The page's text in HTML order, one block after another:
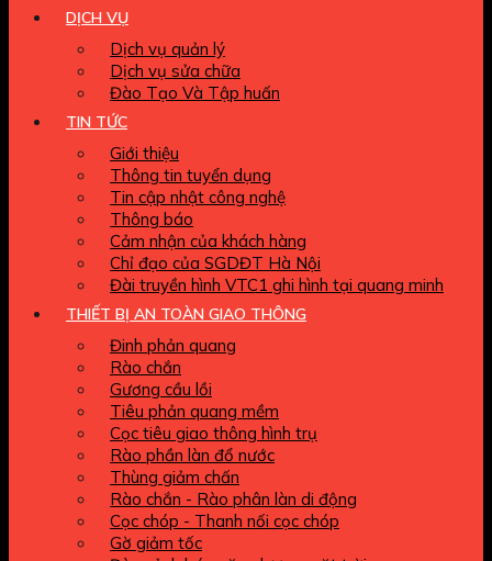
DỊCH VỤ
Dịch vụ quản lý
Dịch vụ sửa chữa
Đào Tạo Và Tập huấn
TIN TỨC
Giới thiệu
Thông tin tuyển dụng
Tin cập nhật công nghệ
Thông báo
Cảm nhận của khách hàng
Chỉ đạo của SGDĐT Hà Nội
Đài truyền hình VTC1 ghi hình tại quang minh
THIẾT BỊ AN TOÀN GIAO THÔNG
Đinh phản quang
Rào chắn
Gương cầu lồi
Tiêu phản quang mềm
Cọc tiêu giao thông hình trụ
Rào phần làn đổ nước
Thùng giảm chấn
Rào chắn - Rào phân làn di động
Cọc chóp - Thanh nối cọc chóp
Gờ giảm tốc